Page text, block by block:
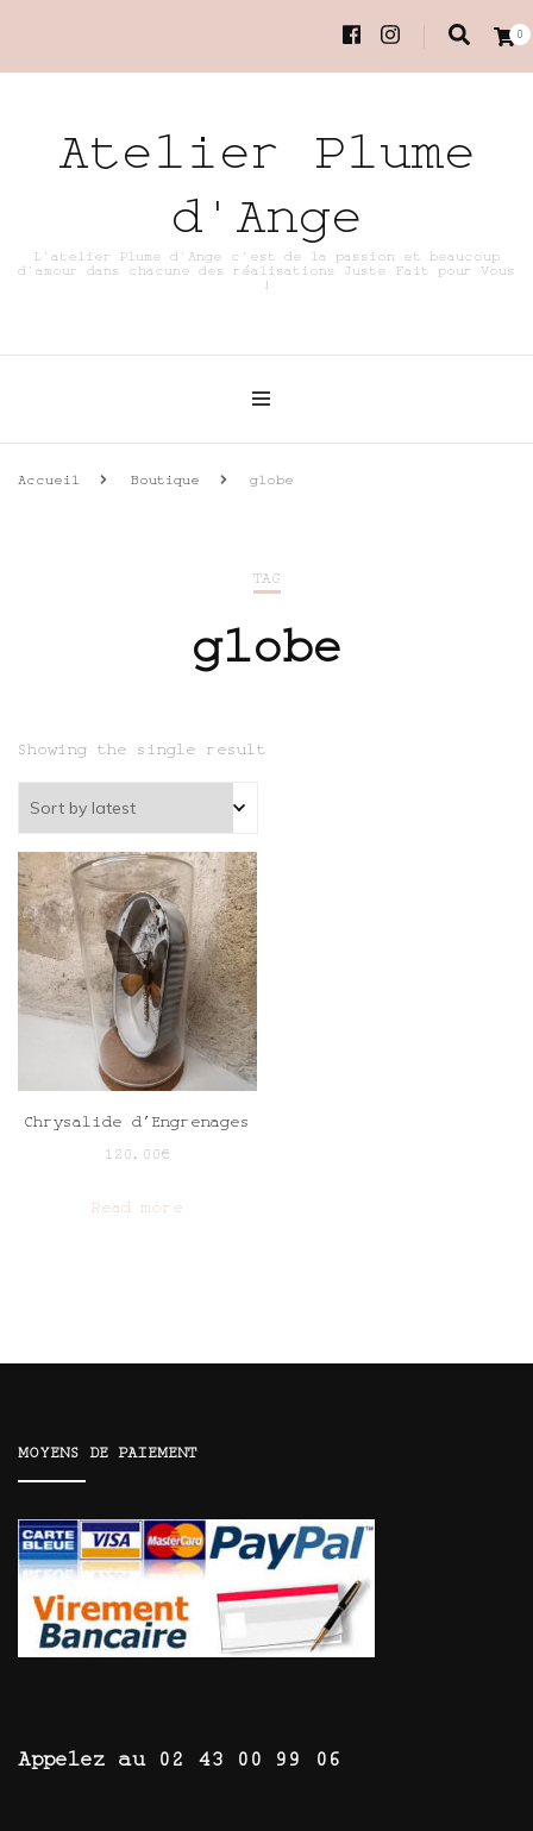
0
Atelier Plume
d'Ange
L'atelier Plume d'Ange c'est de la passion et beaucoup
d'amour dans chacune des réalisations Juste Fait pour Vous
!
Accueil Boutique globe
TAG
globe
Showing the single result
Chrysalide d’Engrenages
120.00€
Read more
MOYENS DE PAIEMENT
Appelez au 02 43 00 99 06